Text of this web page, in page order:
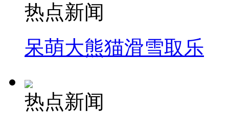
热点新闻
呆萌大熊猫滑雪取乐
热点新闻